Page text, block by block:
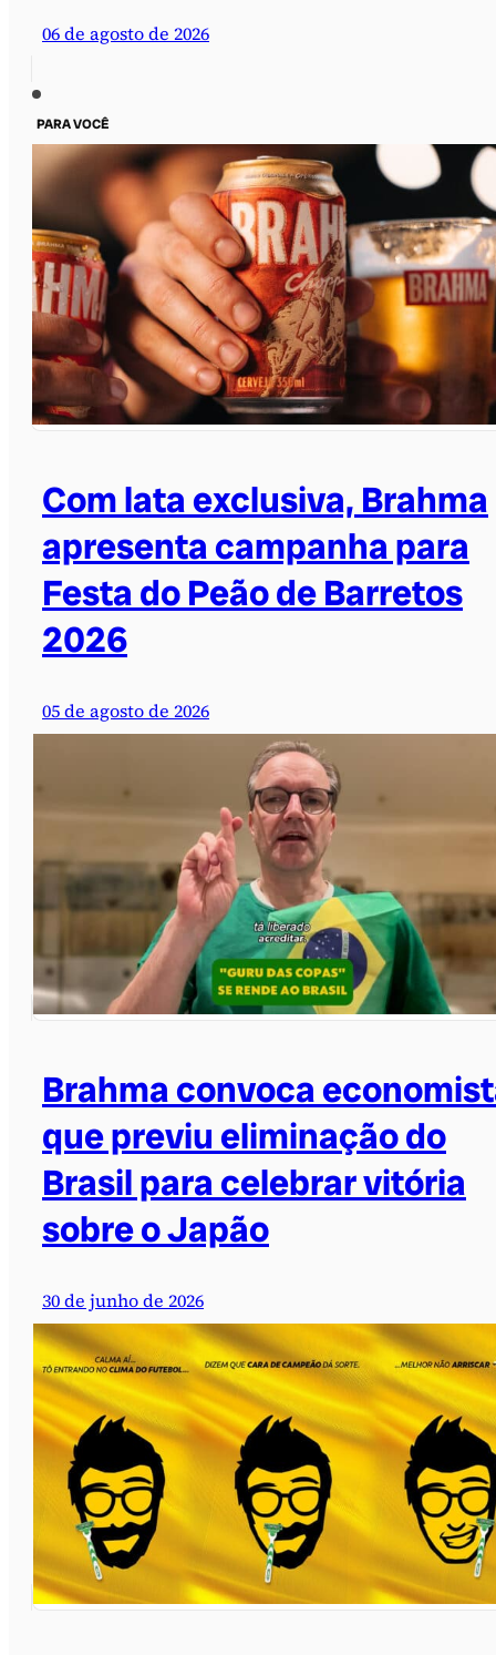
06 de agosto de 2026
PARA VOCÊ
Com lata exclusiva, Brahma
apresenta campanha para
Festa do Peão de Barretos
2026
05 de agosto de 2026
Brahma convoca
que previu eliminação do
Brasil para celebrar vitória
sobre o Japão
30 de junho de 2026